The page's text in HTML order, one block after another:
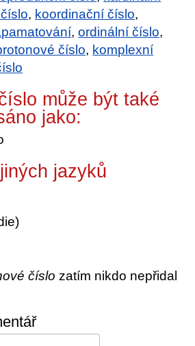
, koordinační číslo,
,ordinální číslo,
číslo, komplexní
může být také
jako:
jazyků
číslo zatím nikdo nepřidal